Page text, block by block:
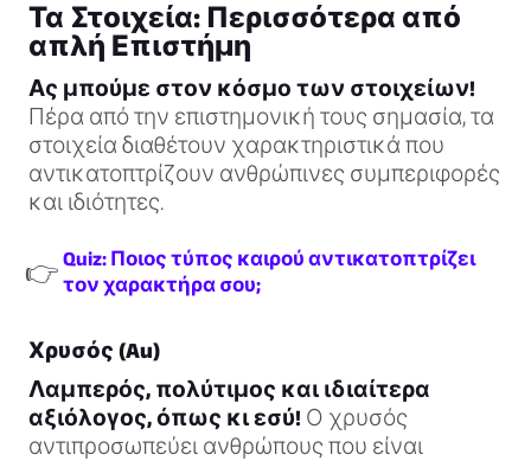
Τα Στοιχεία: Περισσότερα από
απλή Επιστήμη
Ας μπούμε στον κόσμο των στοιχείων!
Πέρα από την επιστημονική τους σημασία, τα
στοιχεία διαθέτουν χαρακτηριστικά που
αντικατοπτρίζουν ανθρώπινες συμπεριφορές
και ιδιότητες.
👉 Quiz: Ποιος τύπος καιρού αντικατοπτρίζει
τον χαρακτήρα σου;
Χρυσός (Au)
Λαμπερός, πολύτιμος και ιδιαίτερα
αξιόλογος, όπως κι εσύ! Ο χρυσός
αντιπροσωπεύει ανθρώπους που είναι